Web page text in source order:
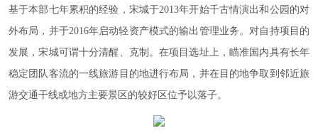
基于本部七年累积的经验，宋城于2013年开始千古情演出和公园的对
外布局，并于2016年启动轻资产模式的输出管理业务。对自持项目的
发展，宋城可谓十分清醒、克制。在项目选址上，瞄准国内具有长年
稳定团队客流的一线旅游目的地进行布局，并在目的地争取到邻近旅
游交通干线或地方主要景区的较好区位予以落子。